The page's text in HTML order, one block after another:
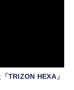
TRIZON HEXA」